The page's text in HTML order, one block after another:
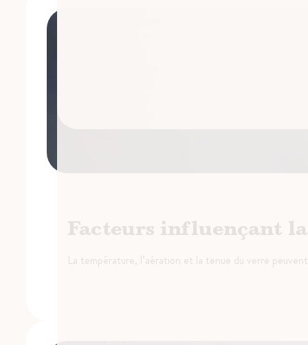
Facteurs influençant
La température, l’aération et la tenue du verre